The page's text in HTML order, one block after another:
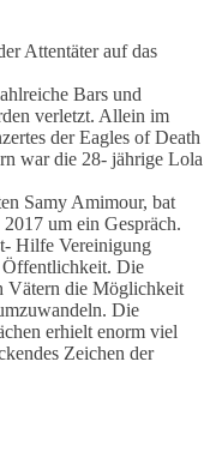
Attentäter auf das
Bars und
verletzt. Allein im
der Eagles of Death
war die 28- jährige Lola
Samy Amimour, bat
um ein Gespräch.
Hilfe Vereinigung
Öffentlichkeit. Die
Vätern die Möglichkeit
Die
erhielt enorm viel
Zeichen der